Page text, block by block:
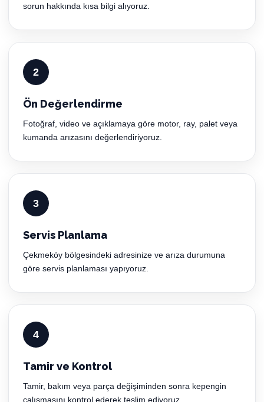
sorun hakkında kısa bilgi alıyoruz.
2
Ön Değerlendirme
Fotoğraf, video ve açıklamaya göre motor, ray, palet veya
kumanda arızasını değerlendiriyoruz.
3
Servis Planlama
Çekmeköy bölgesindeki adresinize ve arıza durumuna
göre servis planlaması yapıyoruz.
4
Tamir ve Kontrol
Tamir, bakım veya parça değişiminden sonra kepengin
çalışmasını kontrol ederek teslim ediyoruz.